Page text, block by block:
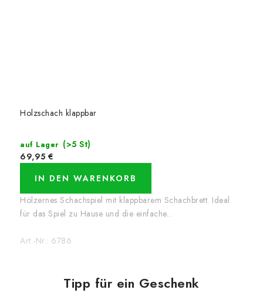
Holzschach klappbar
auf Lager (>5 St)
69,95 €
IN DEN WARENKORB
Hölzernes Schachspiel mit klappbarem Schachbrett. Ideal
für das Spiel zu Hause und die einfache...
Art.-Nr.: 6786
Tipp für ein Geschenk